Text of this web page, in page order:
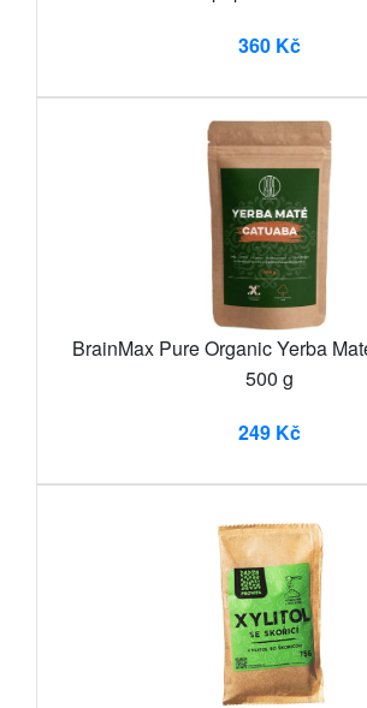
360 Kč
BrainMax Pure Organic Yerba
500 g
249 Kč